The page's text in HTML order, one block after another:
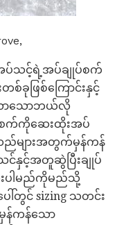
ပ်သင့်ရဲ့အပ်ချုပ်စက်
ခုဖြစ်ကြောင်းနှင့်
ာသောဘယ်လို
စက်ကိုဆေးထိုးအပ်
များအတွက်မှန်ကန်
င်နှင့်အတူဆွဲပြီးချုပ်
ပါမည်ကိုမည်သို့
ပေါ်တွင် sizing သတင်း
န်ကန်သော